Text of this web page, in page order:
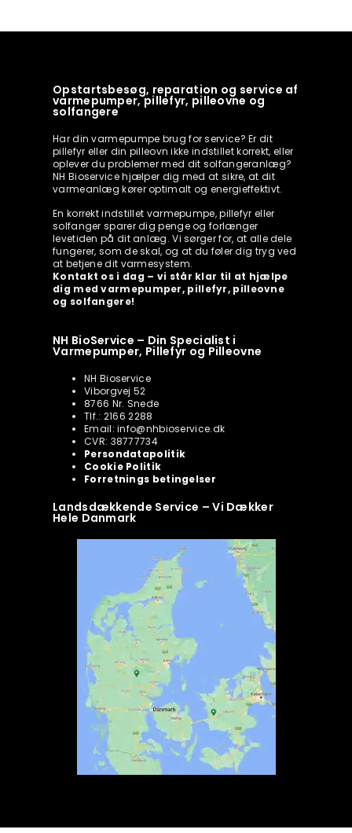
Opstartsbesøg, reparation og service af
varmepumper, pillefyr, pilleovne og
solfangere
Har din varmepumpe brug for service? Er dit
pillefyr eller din pilleovn ikke indstillet korrekt, eller
oplever du problemer med dit solfangeranlæg?
NH Bioservice hjælper dig med at sikre, at dit
varmeanlæg kører optimalt og energieffektivt.
En korrekt indstillet varmepumpe, pillefyr eller
solfanger sparer dig penge og forlænger
levetiden på dit anlæg. Vi sørger for, at alle dele
fungerer, som de skal, og at du føler dig tryg ved
at betjene dit varmesystem.
Kontakt os i dag – vi står klar til at hjælpe
dig med varmepumper, pillefyr, pilleovne
og solfangere!
NH BioService – Din Specialist i
Varmepumper, Pillefyr og Pilleovne
NH Bioservice
Viborgvej 52
8766 Nr. Snede
Tlf.: 2166 2288
Email: info@nhbioservice.dk
CVR: 38777734
Persondatapolitik
Cookie Politik
Forretnings betingelser
Landsdækkende Service – Vi Dækker
Hele Danmark